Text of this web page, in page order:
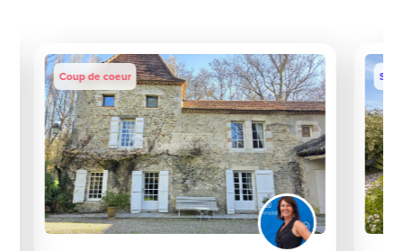
Coup de coeur